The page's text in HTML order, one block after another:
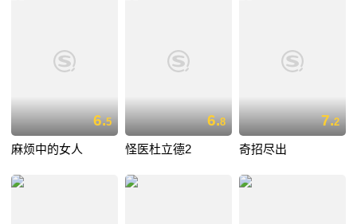
6.5
麻烦中的女人
6.8
怪医杜立德2
7.2
奇招尽出